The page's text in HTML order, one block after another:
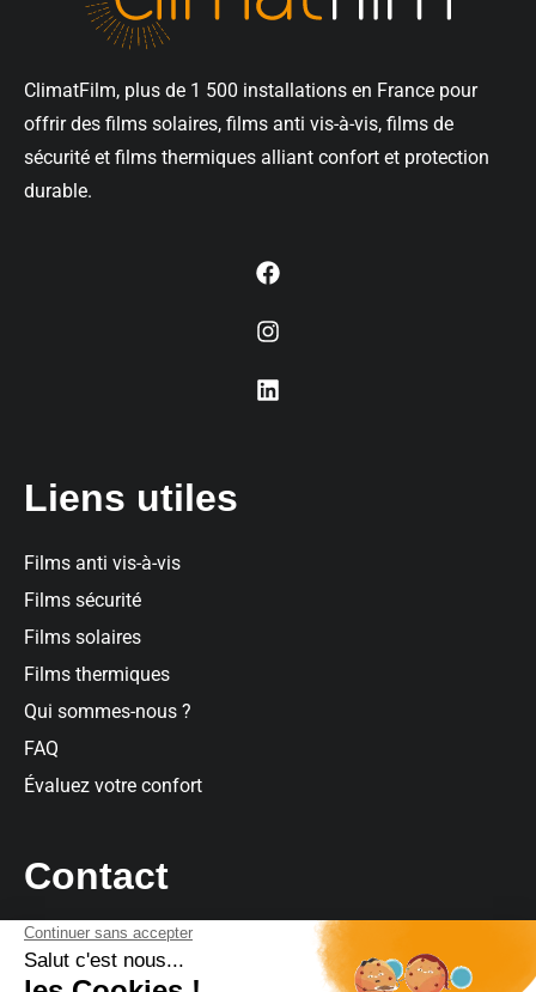
ClimatFilm, plus de 1 500 installations en France pour
offrir des films solaires, films anti vis-à-vis, films de
sécurité et films thermiques alliant confort et protection
durable.
Liens utiles
Films anti vis-à-vis
Films sécurité
Films solaires
Films thermiques
Qui sommes-nous ?
FAQ
Évaluez votre confort
Contact
Contact
Par téléphone: 09 73 03 63 64